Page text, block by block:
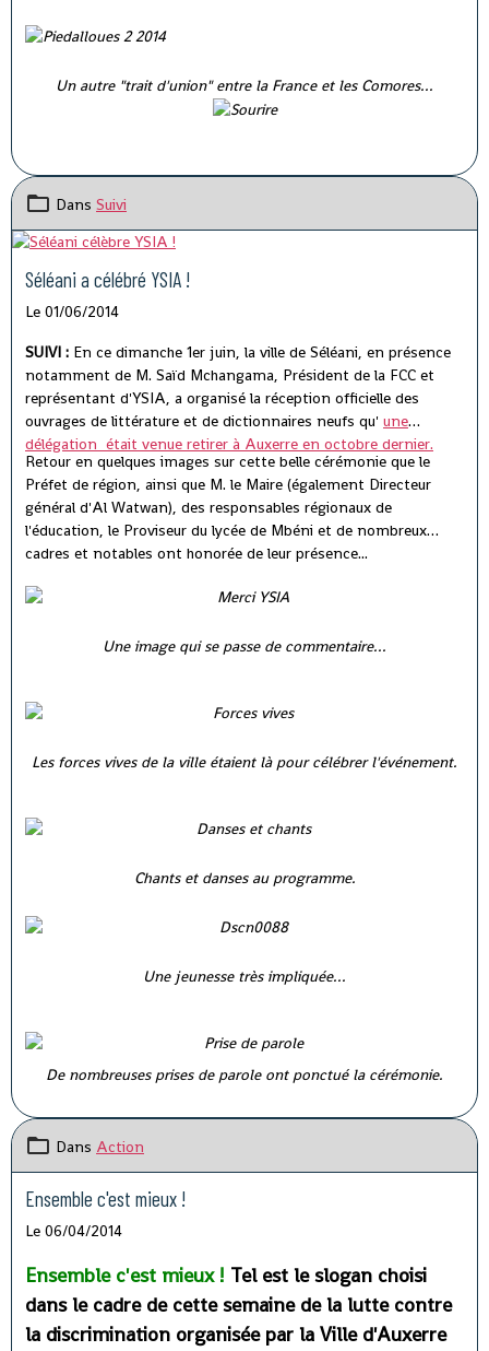
Un autre "trait d'union" entre la France et les Comores...
Dans Suivi
Séléani a célébré YSIA !
Le 01/06/2014
SUIVI : En ce dimanche 1er juin, la ville de Séléani, en présence
notamment de M. Saïd Mchangama, Président de la FCC et
représentant d'YSIA, a organisé la réception officielle des
ouvrages de littérature et de dictionnaires neufs qu' une
délégation était venue retirer à Auxerre en octobre dernier.
Retour en quelques images sur cette belle cérémonie que le
Préfet de région, ainsi que M. le Maire (également Directeur
général d'Al Watwan), des responsables régionaux de
l'éducation, le Proviseur du lycée de Mbéni et de nombreux
cadres et notables ont honorée de leur présence...
Une image qui se passe de commentaire...
Les forces vives de la ville étaient là pour célébrer l'événement.
Chants et danses au programme.
Une jeunesse très impliquée...
De nombreuses prises de parole ont ponctué la cérémonie.
Dans Action
Ensemble c'est mieux !
Le 06/04/2014
Ensemble c'est mieux ! Tel est le slogan choisi
dans le cadre de cette semaine de la lutte contre
la discrimination organisée par la Ville d'Auxerre